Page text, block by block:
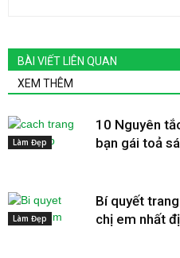
BÀI VIẾT LIÊN QUAN
XEM THÊM
Làm Đẹp
10 Nguyên
bạn gái toả
Làm Đẹp
Bí quyết
chị em nhất